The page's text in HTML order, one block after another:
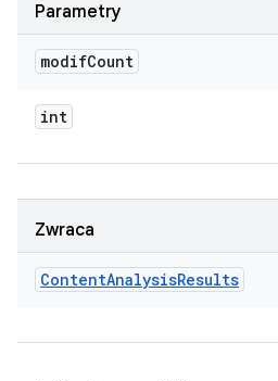
Parametry
modifCount
int
Zwraca
ContentAnalysisResults